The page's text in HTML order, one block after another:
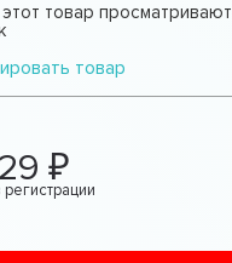
товар просматривают
товар
регистрации